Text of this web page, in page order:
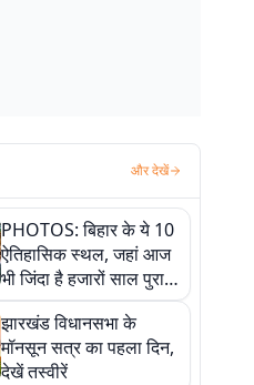
और देखें
PHOTOS: बिहार के ये 10
ऐतिहासिक स्थल, जहां आज
भी जिंदा है हजारों साल पुराना
इतिहास, एक बार जरूर घूमिए
झारखंड विधानसभा के
मॉनसून सत्र का पहला दिन,
देखें तस्वीरें